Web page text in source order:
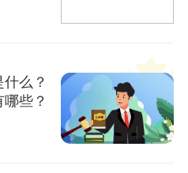
么？
些？